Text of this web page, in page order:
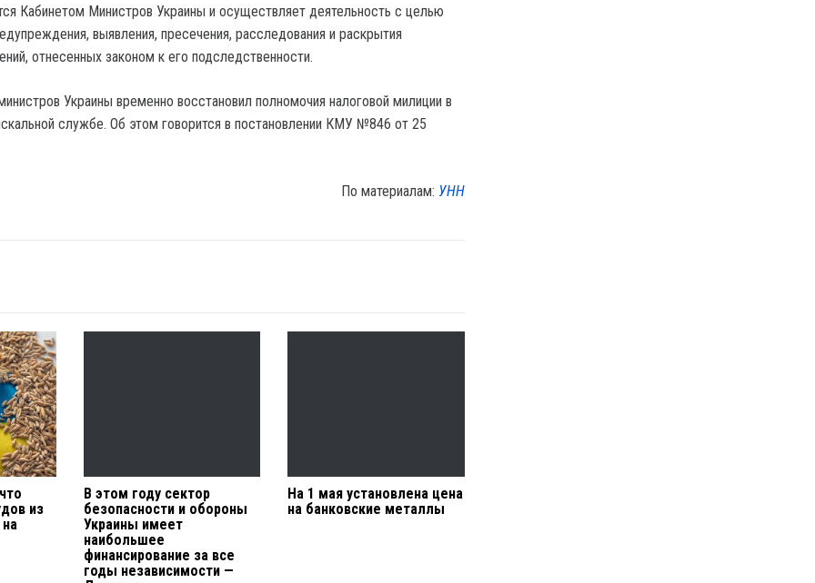
Кабинетом Министров Украины и осуществляет деятельность с целью
выявления, пресечения, расследования и раскрытия
отнесенных законом к его подследственности.
Украины временно восстановил полномочия налоговой милиции в
службе. Об этом говорится в постановлении КМУ №846 от 25
По материалам: УНН
из
В этом году сектор
безопасности и обороны
Украины имеет
наибольшее
финансирование за все
годы независимости —
На 1 мая установлена цена
на банковские металлы